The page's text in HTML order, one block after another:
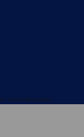
voorbehouden.